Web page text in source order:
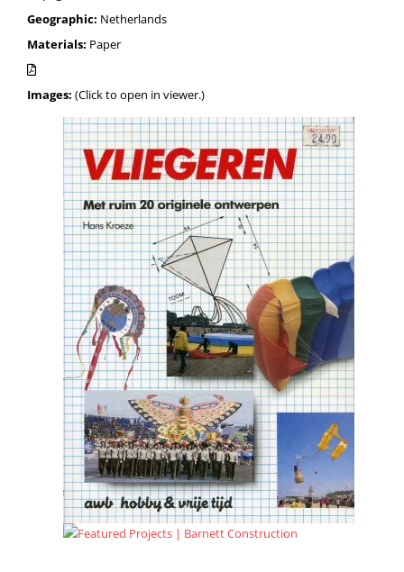
Geographic: Netherlands
Materials: Paper
Images: (Click to open in viewer.)